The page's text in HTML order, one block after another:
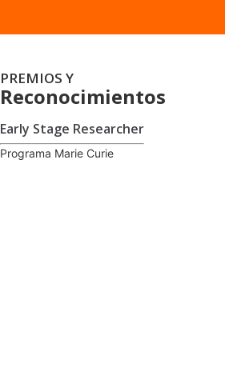
PREMIOS Y
Reconocimientos
Early Stage Researcher
Programa Marie Curie